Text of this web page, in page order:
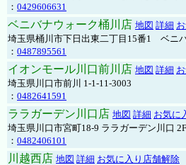
： 0429606631
ベニバナウォーク桶川店 地図 詳細
埼玉県桶川市下日出東二丁目15番1 ベニ
： 0487895561
イオンモール川口前川店 地図 詳細
埼玉県川口市前川 1-1-11-3003
： 0482641591
ララガーデン川口店 地図 詳細 お気に
埼玉県川口市宮町18-9 ララガーデン川口 2F
： 0482406101
川越西店 地図 詳細 お気に入り店舗解除